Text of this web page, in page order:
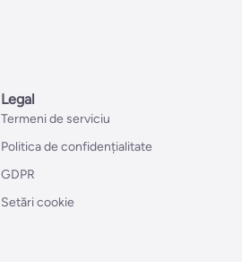
Legal
Termeni de serviciu
Politica de confidențialitate
GDPR
Setări cookie